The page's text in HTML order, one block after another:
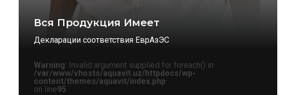
Вся Продукция Имеет
Декларации соответствия ЕврАзЭС
Warning: Invalid argument supplied for foreach() in
/var/www/vhosts/aquavit.uz/httpdocs/wp-
content/themes/aquavit/index.php
on line95